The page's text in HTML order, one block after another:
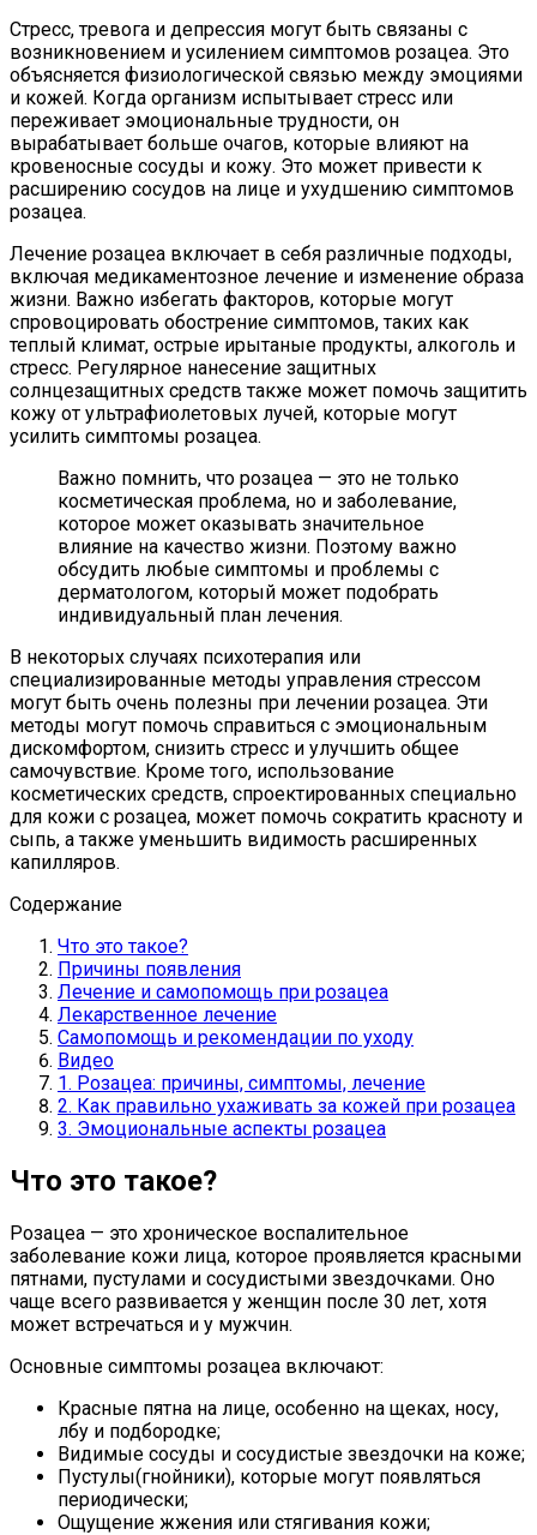
Стресс, тревога и депрессия могут быть связаны с
возникновением и усилением симптомов розацеа. Это
объясняется физиологической связью между эмоциями
и кожей. Когда организм испытывает стресс или
переживает эмоциональные трудности, он
вырабатывает больше очагов, которые влияют на
кровеносные сосуды и кожу. Это может привести к
расширению сосудов на лице и ухудшению симптомов
розацеа.
Лечение розацеа включает в себя различные подходы,
включая медикаментозное лечение и изменение образа
жизни. Важно избегать факторов, которые могут
спровоцировать обострение симптомов, таких как
теплый климат, острые ирытаные продукты, алкоголь и
стресс. Регулярное нанесение защитных
солнцезащитных средств также может помочь защитить
кожу от ультрафиолетовых лучей, которые могут
усилить симптомы розацеа.
Важно помнить, что розацеа — это не только
косметическая проблема, но и заболевание,
которое может оказывать значительное
влияние на качество жизни. Поэтому важно
обсудить любые симптомы и проблемы с
дерматологом, который может подобрать
индивидуальный план лечения.
В некоторых случаях психотерапия или
специализированные методы управления стрессом
могут быть очень полезны при лечении розацеа. Эти
методы могут помочь справиться с эмоциональным
дискомфортом, снизить стресс и улучшить общее
самочувствие. Кроме того, использование
косметических средств, спроектированных специально
для кожи с розацеа, может помочь сократить красноту и
сыпь, а также уменьшить видимость расширенных
капилляров.
Содержание
Что это такое?
Причины появления
Лечение и самопомощь при розацеа
Лекарственное лечение
Самопомощь и рекомендации по уходу
Видео
1. Розацеа: причины, симптомы, лечение
2. Как правильно ухаживать за кожей при розацеа
3. Эмоциональные аспекты розацеа
Что это такое?
Розацеа — это хроническое воспалительное
заболевание кожи лица, которое проявляется красными
пятнами, пустулами и сосудистыми звездочками. Оно
чаще всего развивается у женщин после 30 лет, хотя
может встречаться и у мужчин.
Основные симптомы розацеа включают:
Красные пятна на лице, особенно на щеках, носу,
лбу и подбородке;
Видимые сосуды и сосудистые звездочки на коже;
Пустулы(гнойники), которые могут появляться
периодически;
Ощущение жжения или стягивания кожи;